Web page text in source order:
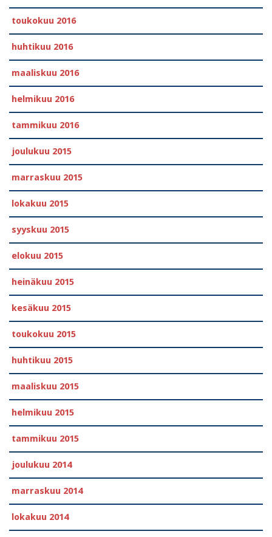
toukokuu 2016
huhtikuu 2016
maaliskuu 2016
helmikuu 2016
tammikuu 2016
joulukuu 2015
marraskuu 2015
lokakuu 2015
syyskuu 2015
elokuu 2015
heinäkuu 2015
kesäkuu 2015
toukokuu 2015
huhtikuu 2015
maaliskuu 2015
helmikuu 2015
tammikuu 2015
joulukuu 2014
marraskuu 2014
lokakuu 2014